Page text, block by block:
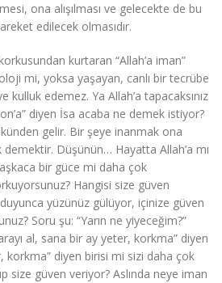
ona alışılması ve gelecekte de bu
edilecek olmasıdır.
kurtaran “Allah’a iman”
mi, yoksa yaşayan, canlı bir tecrübe
kulluk edemez. Ya Allah’a tapacaksınız
diyen İsa acaba ne demek istiyor?
gelir. Bir şeye inanmak ona
Düşünün… Hayatta Allah’a mı
bir güce mi daha çok
Hangisi size güven
yüzünüz gülüyor, içinize güven
Soru şu: “Yarın ne yiyeceğim?”
al, sana bir ay yeter, korkma” diyen
korkma” diyen birisi mi sizi daha çok
size güven veriyor? Aslında neye iman